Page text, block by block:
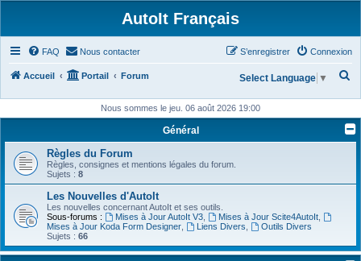
AutoIt Français
FAQ Nous contacter Connexion
S’enregistrer
Accueil Portail Forum
h
r
Select Language ▼
Nous sommes le jeu. 06 août 2026 19:00
Général
Règles du Forum
Règles, consignes et mentions légales du forum.
Sujets : 8
Les Nouvelles d'AutoIt
Les nouvelles concernant AutoIt et ses outils.
Sous-forums :
Mises à Jour AutoIt V3, Mises à Jour Scite4AutoIt,
Mises à Jour Koda Form Designer
Liens Divers
Outils Divers
Sujets : 66